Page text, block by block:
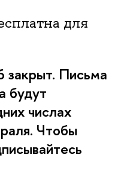
для
Письма
будут
числах
Чтобы